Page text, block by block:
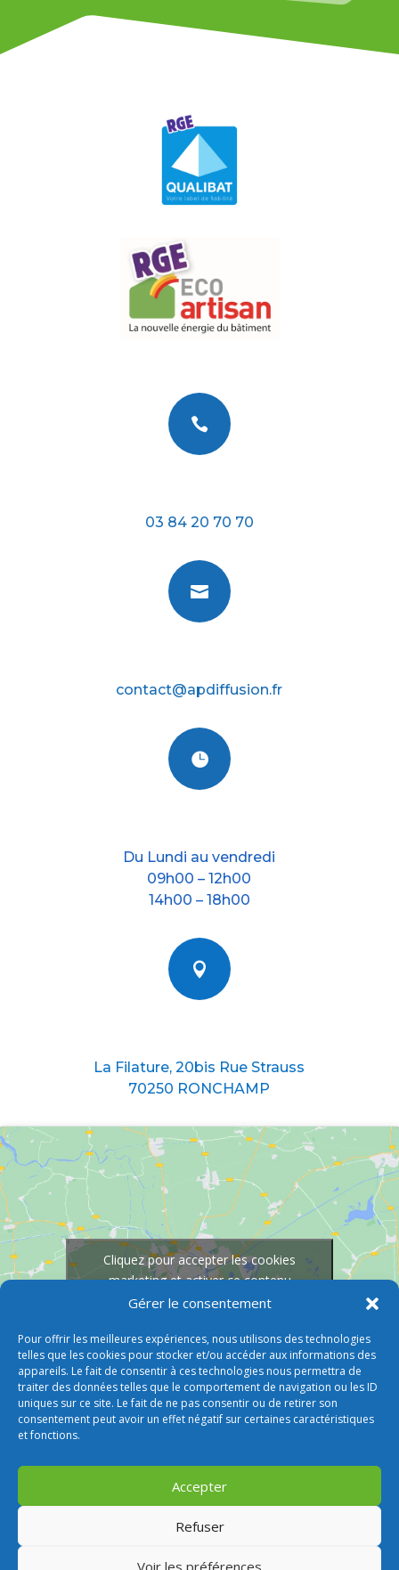
Gérer le consentement
Pour offrir les meilleures expériences, nous utilisons des technologies
telles que les cookies pour stocker et/ou accéder aux informations des
appareils. Le fait de consentir à ces technologies nous permettra de
traiter des données telles que le comportement de navigation ou les ID
uniques sur ce site. Le fait de ne pas consentir ou de retirer son
consentement peut avoir un effet négatif sur certaines caractéristiques
et fonctions.
Accepter
Refuser
Voir les préférences

03 84 20 70 70

contact@apdiffusion.fr

Du Lundi au vendredi
09h00 – 12h00
14h00 – 18h00

La Filature, 20bis Rue Strauss
70250 RONCHAMP
Cliquez pour accepter les cookies
marketing et activer ce contenu